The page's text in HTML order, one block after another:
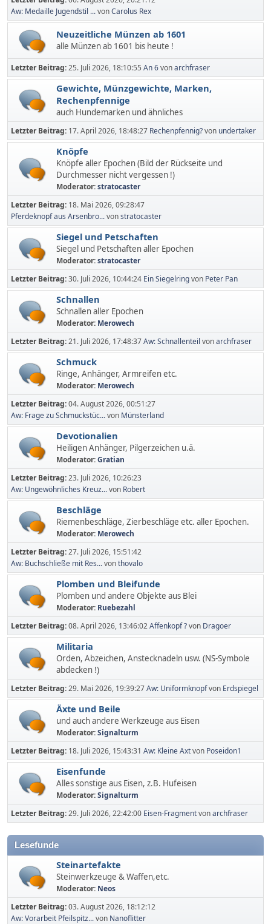
Aw: Medaille Jugendstil ...vonCarolus Rex
Neuzeitliche Münzen ab 1601
alle Münzen ab 1601 bis heute !
Letzter Beitrag:25. Juli 2026, 18:10:55 An 6vonarchfraser
Gewichte, Münzgewichte, Marken,
Rechenpfennige
auch Hundemarken und ähnliches
Letzter Beitrag: 17. April 2026, 18:48:27 Rechenpfennig?von undertaker
Knöpfe
Knöpfe aller Epochen (Bild der Rückseite und
Durchmesser nicht vergessen !)
Moderator:stratocaster
Letzter Beitrag: 18. Mai 2026, 09:28:47
Pferdeknopf aus Arsenbro...vonstratocaster
Siegel und Petschaften
Siegel und Petschaften aller Epochen
Moderator:stratocaster
Letzter Beitrag:30. Juli 2026, 10:44:24 Ein Siegelringvon Peter Pan
Schnallen
Schnallen aller Epochen
Moderator: Merowech
Letzter Beitrag:21. Juli 2026, 17:48:37Aw: Schnallenteil vonarchfraser
Schmuck
Ringe, Anhänger, Armreifen etc.
Moderator: Merowech
Letzter Beitrag:04. August 2026, 00:51:27
Aw: Frage zu Schmuckstüc...von Münsterland
Devotionalien
Heiligen Anhänger, Pilgerzeichen u.ä.
Moderator:Gratian
Letzter Beitrag:23. Juli 2026, 10:26:23
Aw: Ungewöhnliches Kreuz...von Robert
Beschläge
Riemenbeschläge, Zierbeschläge etc. aller Epochen.
Moderator: Merowech
Letzter Beitrag:27. Juli 2026, 15:51:42
Aw: Buchschließe mit Res...vonthovalo
Plomben und Bleifunde
Plomben und andere Objekte aus Blei
Moderator: Ruebezahl
Letzter Beitrag:08. April 2026, 13:46:02Affenkopf ?von Dragoer
Militaria
Orden, Abzeichen, Anstecknadeln usw. (NS-Symbole
abdecken !)
Letzter Beitrag:29. Mai 2026, 19:39:27Aw: Uniformknopfvon Erdspiegel
Äxte und Beile
und auch andere Werkzeuge aus Eisen
Moderator:Signalturm
Letzter Beitrag: 18. Juli 2026, 15:43:31 Aw: Kleine Axtvon Poseidon1
Eisenfunde
Alles sonstige aus Eisen, z.B. Hufeisen
Moderator:Signalturm
Letzter Beitrag:29. Juli 2026, 22:42:00 Eisen-Fragmentvonarchfraser
Lesefunde
Steinartefakte
Steinwerkzeuge & Waffen,etc.
Moderator: Neos
Letzter Beitrag:03. August 2026, 18:12:12
Aw: Vorarbeit Pfeilspitz...von Nanoflitter